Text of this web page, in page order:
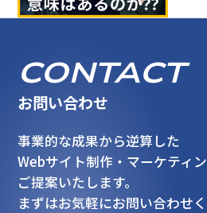
CONTACT
お問い合わせ
事業的な成果から逆算した
Webサイト制作・マーケティ
ご提案いたします。
まずはお気軽にお問い合わせく